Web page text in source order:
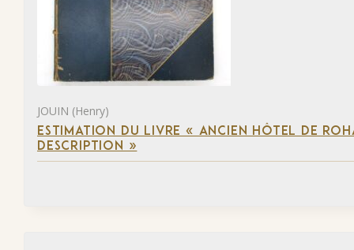
JOUIN (Henry)
ESTIMATION DU LIVRE « ANCIEN HÔTEL DE
DESCRIPTION »